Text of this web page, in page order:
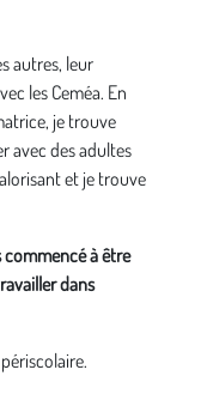
autres, leur
les Ceméa. En
je trouve
avec des adultes
et je trouve
commencé à être
dans